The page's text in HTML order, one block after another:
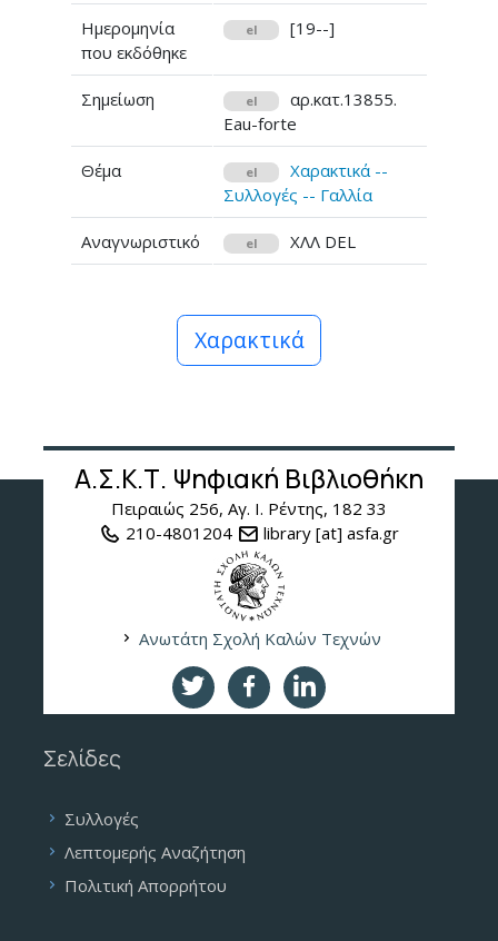
Ημερομηνία
που εκδόθηκε
el [19--]
Σημείωση el
αρ.κατ.13855.
Eau-forte
Θέμα el
Χαρακτικά --
Συλλογές -- Γαλλία
Αναγνωριστικό el ΧΛΛ DEL
Χαρακτικά
Α.Σ.Κ.Τ. Ψηφιακή Βιβλιοθήκη
Πειραιώς 256, Αγ. Ι. Ρέντης, 182 33
210-4801204
library [at] asfa.gr
Ανωτάτη Σχολή Καλών Τεχνών
Σελίδες
Συλλογές
Λεπτομερής Αναζήτηση
Πολιτική Απορρήτου